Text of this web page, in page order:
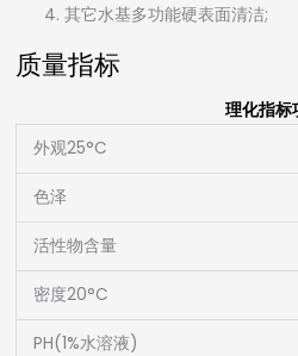
其它水基多功能硬表面清洁;
质量指标
理化指标
外观25°C
色泽
活性物含量
密度20°C
PH(1%水溶液)